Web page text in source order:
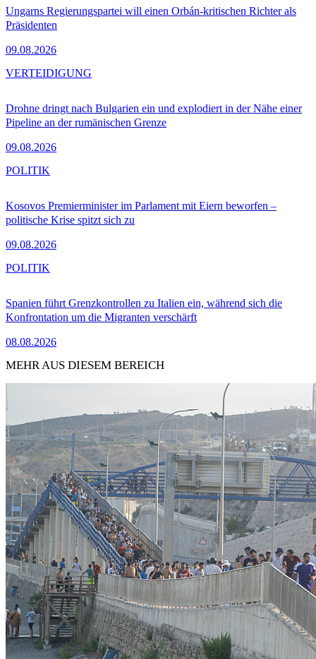
Ungarns Regierungspartei will einen Orbán-kritischen Richter als
Präsidenten
09.08.2026
Drohne dringt nach Bulgarien ein und explodiert in der Nähe einer
Pipeline an der rumänischen Grenze
09.08.2026
VERTEIDIGUNG
Kosovos Premierminister im Parlament mit Eiern beworfen –
politische Krise spitzt sich zu
09.08.2026
POLITIK
Spanien führt Grenzkontrollen zu Italien ein, während sich die
Konfrontation um die Migranten verschärft
08.08.2026
POLITIK
MEHR AUS DIESEM BEREICH